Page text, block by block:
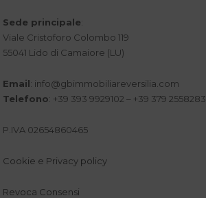
Sede principale:
Viale Cristoforo Colombo 119
55041 Lido di Camaiore (LU)
Email: info@gbimmobiliareversilia.com
Telefono: +39 393 9929102 – +39 379 2558283
P.IVA 02654860465
Cookie e Privacy policy
Revoca Consensi